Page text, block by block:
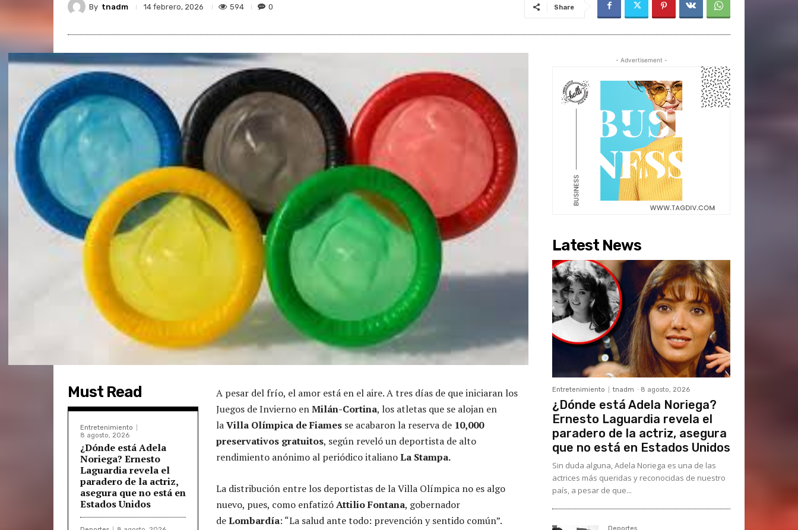
By tnadm 14 febrero, 2026 594 0 Share
Must Read
Entretenimiento
8 agosto, 2026
¿Dónde está Adela
Noriega? Ernesto
Laguardia revela el
paradero de la actriz,
asegura que no está en
Estados Unidos
A pesar del frío, el amor está en el aire. A tres días de que iniciaran los
Juegos de Invierno enMilán-Cortina, los atletas que se alojan en
laVilla Olímpica de Fiames se acabaron la reserva de 10,000
preservativos gratuitos, según reveló un deportista de alto
rendimiento anónimo al periódico italianoLa Stampa.
La distribución entre los deportistas de la Villa Olímpica no es algo
nuevo, pues, como enfatizóAttilio Fontana, gobernador
deLombardía: “La salud ante todo: prevención y sentido común”.
- Advertisement -
Latest News
Entretenimiento tnadm - 8 agosto, 2026
¿Dónde está Adela Noriega?
Ernesto Laguardia revela el
paradero de la actriz, asegura
que no está en Estados Unidos
Sin duda alguna, Adela Noriega es una de las
actrices más queridas y reconocidas de nuestro
país, a pesar de que...